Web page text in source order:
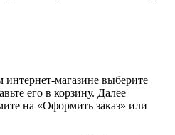
магазине выберите
его в корзину. Далее
на «Оформить заказ» или